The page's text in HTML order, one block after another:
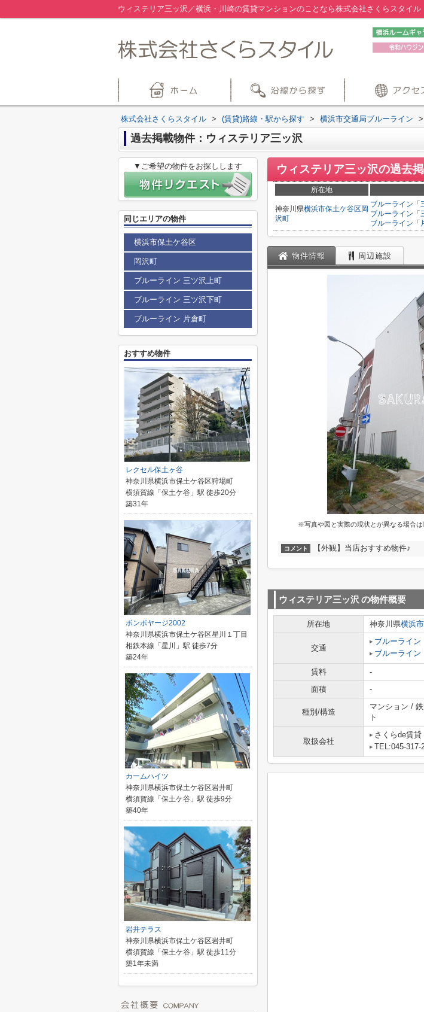
ウィステリア三ッ沢／横浜・川崎の賃貸マンションのことなら株式会社さくらスタイル
株式会社さくらスタイル > (賃貸)路線・駅から探す > 横浜市交通局ブルーライン >
過去掲載物件：ウィステリア三ッ沢
ウィステリア三ッ沢の過去
所在地
神奈川県横浜市保土ケ谷区 岡
沢町
ブルーライン 「
ブルーライン 「
ブルーライン 「
物件情報 周辺施設
※写真や図と実際の現状とが異なる場合
コメント 【外観】当店おすすめ物件♪
ウィステリア三ッ沢 の物件概要
所在地 神奈川県横浜
交通
ブルーライン
ブルーライン
賃料 -
面積
-
種別/構造
マンション /
ト
取扱会社
さくらde賃貸
TEL:045-317-
▼ご希望の物件をお探しします
同じエリアの物件
横浜市保土ケ谷区
岡沢町
ブルーライン 三ツ沢上町
ブルーライン 三ツ沢下町
ブルーライン 片倉町
おすすめ物件
レクセル保土ヶ谷
神奈川県横浜市保土ケ谷区狩場町
横須賀線「保土ケ谷」駅 徒歩20分
築31年
ボンボヤージ2002
神奈川県横浜市保土ケ谷区星川１丁目
相鉄本線「星川」駅 徒歩7分
築24年
カームハイツ
神奈川県横浜市保土ケ谷区岩井町
横須賀線「保土ケ谷」駅 徒歩9分
築40年
岩井テラス
神奈川県横浜市保土ケ谷区岩井町
横須賀線「保土ケ谷」駅 徒歩11分
築1年未満